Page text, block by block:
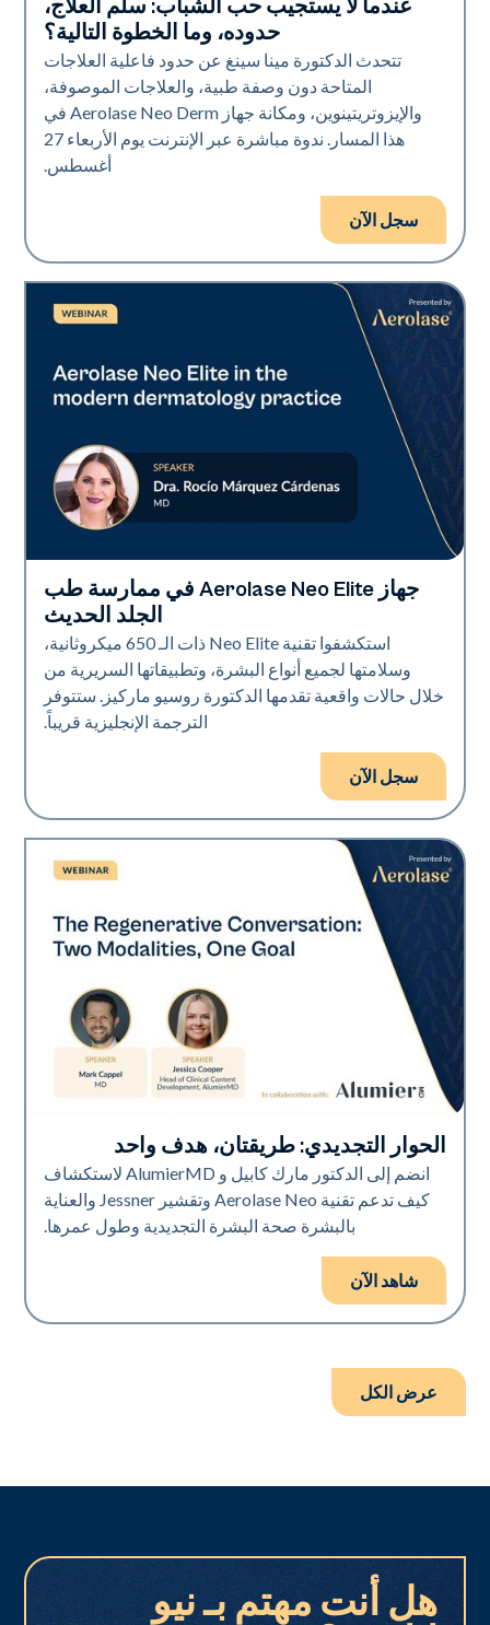
Neo Elite
عندما لا يستجيب حب الشباب: سلم العلاج،
حدوده، وما الخطوة التالية؟
تتحدث الدكتورة مينا سينغ عن حدود فاعلية العلاجات
المتاحة دون وصفة طبية، والعلاجات الموصوفة،
والإيزوتريتينوين، ومكانة جهاز Aerolase Neo Derm في
هذا المسار. ندوة مباشرة عبر الإنترنت يوم الأربعاء 27
أغسطس.
سجل الآن
Neo Elite
جهاز Aerolase Neo Elite في ممارسة طب
الجلد الحديث
استكشفوا تقنية Neo Elite ذات الـ 650 ميكروثانية،
وسلامتها لجميع أنواع البشرة، وتطبيقاتها السريرية من
خلال حالات واقعية تقدمها الدكتورة روسيو ماركيز. ستتوفر
الترجمة الإنجليزية قريباً.
سجل الآن
Neo Elite
الحوار التجديدي: طريقتان، هدف واحد
انضم إلى الدكتور مارك كابيل و AlumierMD لاستكشاف
كيف تدعم تقنية Aerolase Neo وتقشير Jessner والعناية
بالبشرة صحة البشرة التجديدية وطول عمرها.
شاهد الآن
عرض الكل
هل أنت مهتم بـ نيو